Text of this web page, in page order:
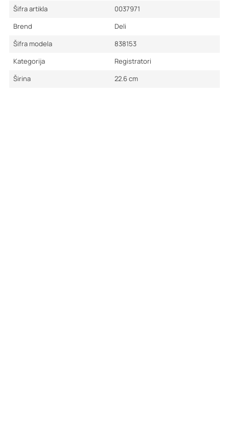
Šifra artikla
0037971
Brend
Deli
Šifra modela
838153
Kategorija
Registratori
Širina
22.6cm